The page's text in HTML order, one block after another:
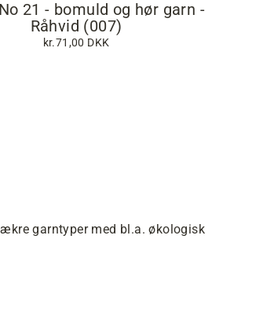
21 - bomuld og hør garn -
Råhvid (007)
kr.71,00 DKK
garntyper med bl.a. økologisk